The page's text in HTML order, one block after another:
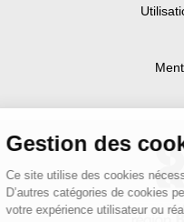
Gestion des
Ce site utilise des cookies
D’autres catégories de
votre expérience utilisateur ou